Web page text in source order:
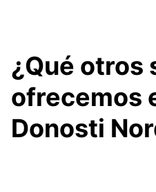
¿Qué otros
ofrecemos
Donosti